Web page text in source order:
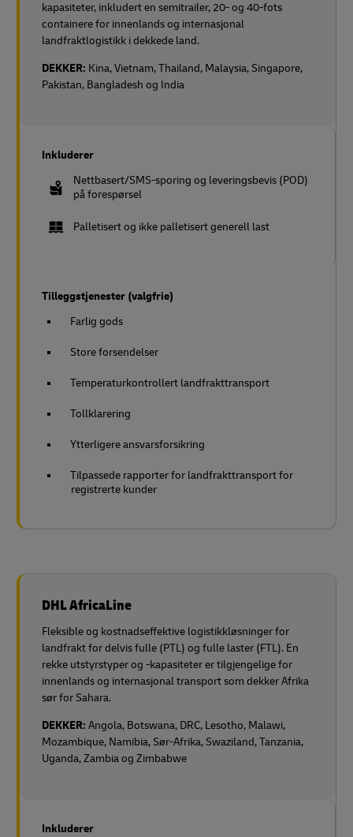
kapasiteter, inkludert en semitrailer, 20- og 40-fots
containere for innenlands og internasjonal
landfraktlogistikk i dekkede land.
DEKKER: Kina, Vietnam, Thailand, Malaysia, Singapore,
Pakistan, Bangladesh og India
Inkluderer
Nettbasert/SMS-sporing og leveringsbevis (POD)
på forespørsel
Palletisert og ikke palletisert generell last
Tilleggstjenester (valgfrie)
Farlig gods
Store forsendelser
Temperaturkontrollert landfrakttransport
Tollklarering
Ytterligere ansvarsforsikring
Tilpassede rapporter for landfrakttransport for
registrerte kunder
DHL AfricaLine
Fleksible og kostnadseffektive logistikkløsninger for
landfrakt for delvis fulle (PTL) og fulle laster (FTL). En
rekke utstyrstyper og -kapasiteter er tilgjengelige for
innenlands og internasjonal transport som dekker Afrika
sør for Sahara.
DEKKER: Angola, Botswana, DRC, Lesotho, Malawi,
Mozambique, Namibia, Sør-Afrika, Swaziland, Tanzania,
Uganda, Zambia og Zimbabwe
Inkluderer